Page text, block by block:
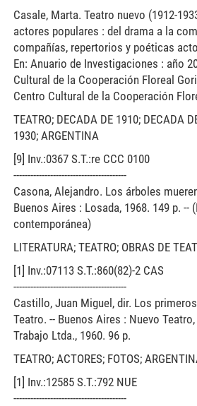
Casale, Marta. Teatro nuevo (1912-
actores populares : del drama a la
compañías, repertorios y poéticas
En: Anuario de Investigaciones : año
Cultural de la Cooperación Floreal
Centro Cultural de la Cooperación
TEATRO; DECADA DE 1910; DECADA
1930; ARGENTINA
[9] Inv.:0367 S.T.:re CCC 0100
----------------------------------------
Casona, Alejandro. Los árboles
Buenos Aires : Losada, 1968. 149 p. --
contemporánea)
LITERATURA; TEATRO; OBRAS DE
[1] Inv.:07113 S.T.:860(82)-2 CAS
----------------------------------------
Castillo, Juan Miguel, dir. Los
Teatro. -- Buenos Aires : Nuevo
Trabajo Ltda., 1960. 96 p.
TEATRO; ACTORES; FOTOS;
[1] Inv.:12585 S.T.:792 NUE
----------------------------------------